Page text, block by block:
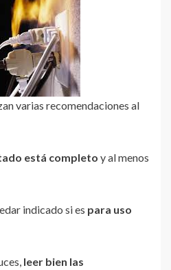
varias recomendaciones al
está completo y al menos
indicado si es para uso
leer bien las